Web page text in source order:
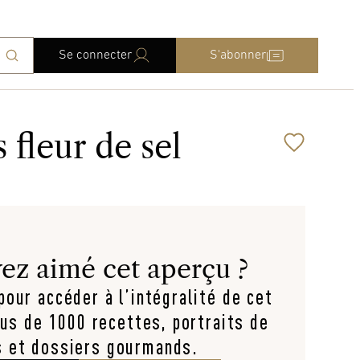
Se connecter S'abonner
fleur de sel
aimé cet aperçu ?
accéder à l’intégralité de cet
de 1000 recettes, portraits de
et dossiers gourmands.